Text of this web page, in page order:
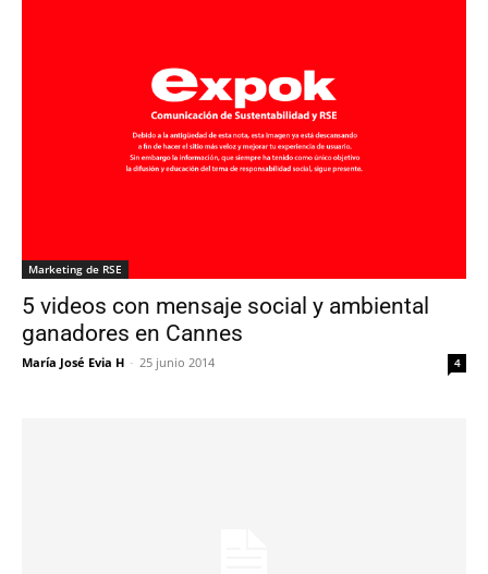
Marketing de RSE
5 videos con mensaje social y ambiental
ganadores en Cannes
María José Evia H - 25 junio 2014 4